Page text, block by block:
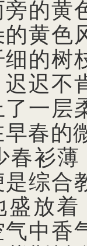
旁的黄
的黄色
细的树
迟迟不
了一层
早春的
春衫
是综合
盛放
气中香